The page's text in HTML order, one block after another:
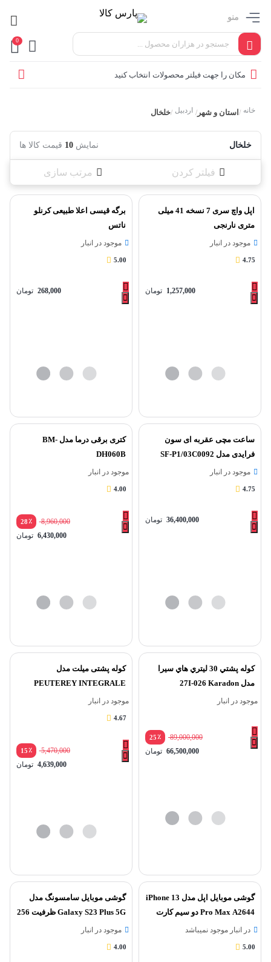
منو
0
مکان را جهت فیلتر محصولات انتخاب کنید
خانه /استان و شهر / اردبیل /خلخال
خلخال نمایش 10 قیمت کالا ها
فیلتر کردن مرتب سازی
اپل واچ سری 7 نسخه 41 میلی
متری نارنجی
موجود در انبار
4.75
1,257,000 تومان
برگه قیسی اعلا طبیعی کرنلو
ناتس
موجود در انبار
5.00
268,000 تومان
ساعت مچی عقربه ای سون
فرایدی مدل SF-P1/03C0092
موجود در انبار
4.75
36,400,000 تومان
کتری برقی درما مدل BM-
DH060B
موجود در انبار
4.00
٪28
8,960,000
6,430,000 تومان
کوله پشتي 30 ليتري هاي سيرا
مدل 27I-026 Karadon
موجود در انبار
٪25
89,000,000
66,500,000 تومان
کوله پشتی میلت مدل
PEUTEREY INTEGRALE
موجود در انبار
4.67
٪15
5,470,000
4,639,000 تومان
گوشی موبایل اپل مدل iPhone 13
Pro Max A2644 دو سیم‌ کارت
ظرفیت 256 گیگابایت
در انبار موجود نمیباشد
5.00
گوشی موبایل سامسونگ مدل
Galaxy S23 Plus 5G ظرفیت 256
گیگابایت و رم 8 گیگابایت
موجود در انبار
4.00